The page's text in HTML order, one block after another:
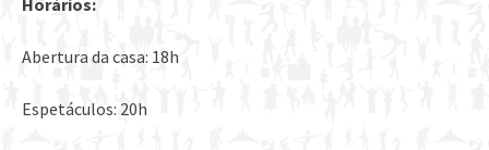
Horários:
Abertura da casa: 18h
Espetáculos: 20h